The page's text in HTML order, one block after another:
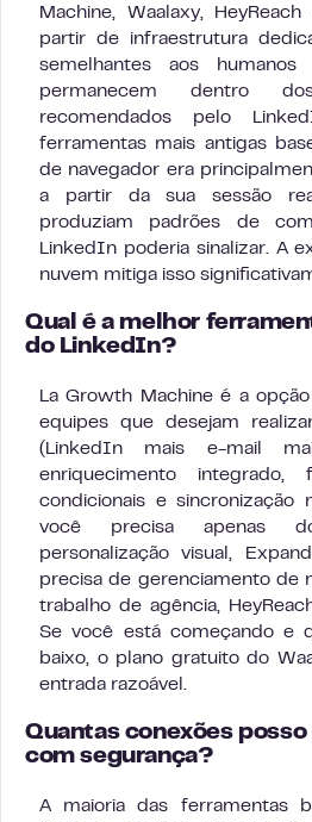
Machine, Waalaxy,
partir de infraestrutura
semelhantes aos
permanecem dentro
recomendados pelo
ferramentas mais antigas
de navegador era
a partir da sua sessão
produziam padrões de
LinkedIn poderia sinalizar. A
nuvem mitiga isso
Qual é a melhor
do LinkedIn?
La Growth Machine é a
equipes que desejam
(LinkedIn mais e-mail
enriquecimento
condicionais e sincronização
você precisa apenas
personalização visual,
precisa de gerenciamento de
trabalho de agência,
Se você está começando e
baixo, o plano gratuito do
entrada razoável.
Quantas conexões posso
com segurança?
A maioria das ferramentas